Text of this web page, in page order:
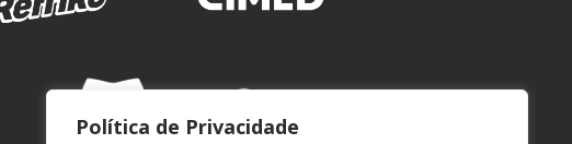
Política de Privacidade